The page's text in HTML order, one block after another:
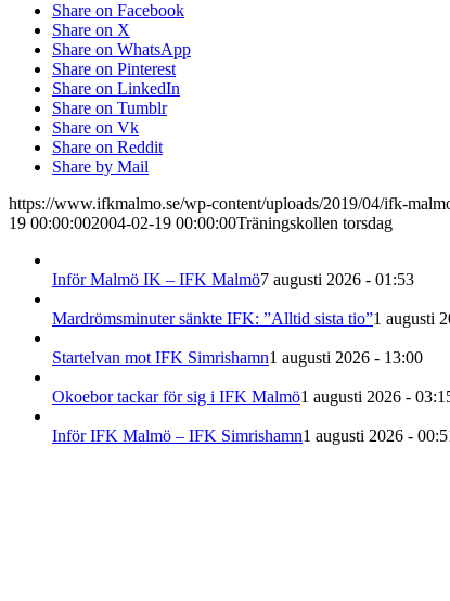
Share on Facebook
Share on X
Share on WhatsApp
Share on Pinterest
Share on LinkedIn
Share on Tumblr
Share on Vk
Share on Reddit
Share by Mail
https://www.ifkmalmo.se/wp-content/uploads/2019/04/ifk-
19 00:00:002004-02-19 00:00:00Träningskollen torsdag
Inför Malmö IK – IFK Malmö7 augusti 2026 - 01:53
Mardrömsminuter sänkte IFK: ”Alltid sista tio”1 augusti
Startelvan mot IFK Simrishamn1 augusti 2026 - 13:00
Okoebor tackar för sig i IFK Malmö1 augusti 2026 -
Inför IFK Malmö – IFK Simrishamn1 augusti 2026 -